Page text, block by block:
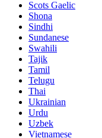
Scots Gaelic
Shona
Sindhi
Sundanese
Swahili
Tajik
Tamil
Telugu
Thai
Ukrainian
Urdu
Uzbek
Vietnamese